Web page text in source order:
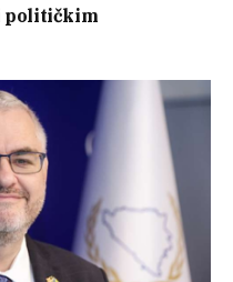
političkim